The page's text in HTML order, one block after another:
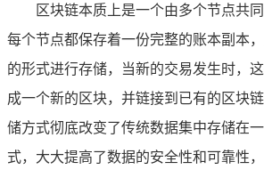
区块链本质上是一个由多个节点共
每个节点都保存着一份完整的账本副本
的形式进行存储，当新的交易发生时，
成一个新的区块，并链接到已有的区块
储方式彻底改变了传统数据集中存储在
式，大大提高了数据的安全性和可靠性